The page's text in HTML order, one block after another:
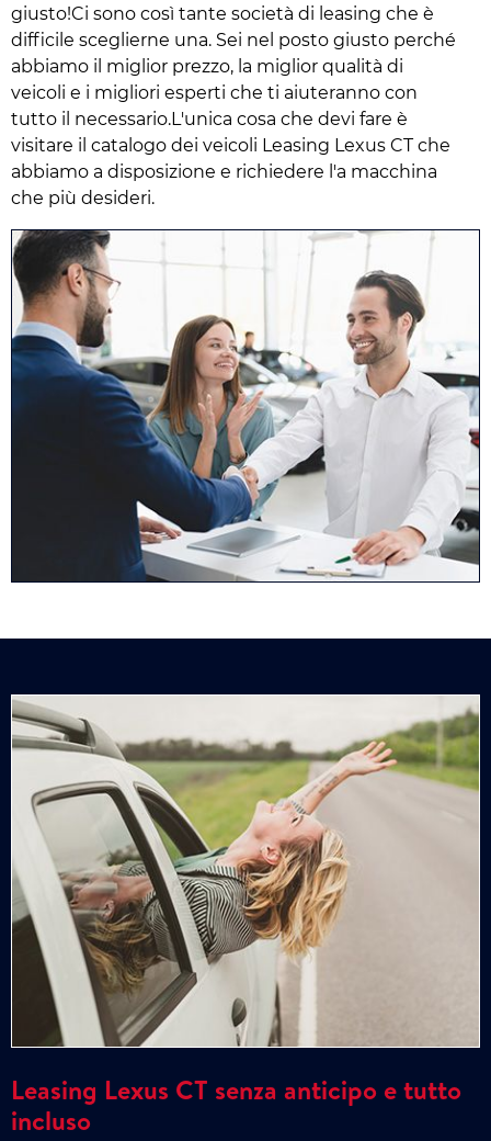
giusto!Ci sono così tante società di leasing che è
difficile sceglierne una. Sei nel posto giusto perché
abbiamo il miglior prezzo, la miglior qualità di
veicoli e i migliori esperti che ti aiuteranno con
tutto il necessario.L'unica cosa che devi fare è
visitare il catalogo dei veicoli Leasing Lexus CT che
abbiamo a disposizione e richiedere l'a macchina
che più desideri.
Leasing Lexus CT senza anticipo e tutto
incluso